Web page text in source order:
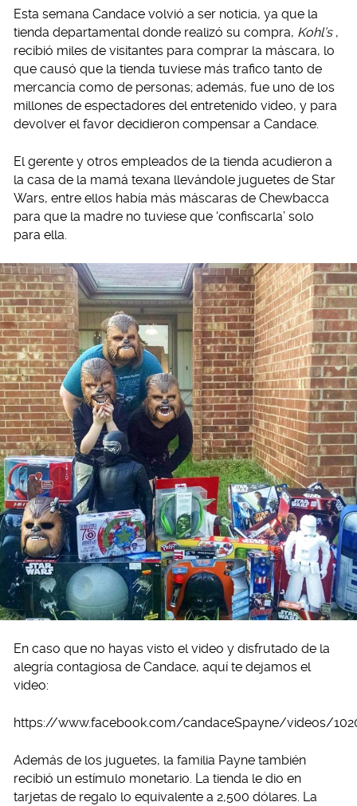
Esta semana Candace volvió a ser noticia, ya que la
tienda departamental donde realizó su compra, Kohl’s ,
recibió miles de visitantes para comprar la máscara, lo
que causó que la tienda tuviese más trafico tanto de
mercancía como de personas; además, fue uno de los
millones de espectadores del entretenido video, y para
devolver el favor decidieron compensar a Candace.
El gerente y otros empleados de la tienda acudieron a
la casa de la mamá texana llevándole juguetes de Star
Wars, entre ellos había más máscaras de Chewbacca
para que la madre no tuviese que ‘confiscarla’ solo
para ella.
En caso que no hayas visto el video y disfrutado de la
alegría contagiosa de Candace, aquí te dejamos el
video:
https://www.facebook.com/candaceSpayne/videos/
Además de los juguetes, la familia Payne también
recibió un estímulo monetario. La tienda le dio en
tarjetas de regalo lo equivalente a 2,500 dólares. La